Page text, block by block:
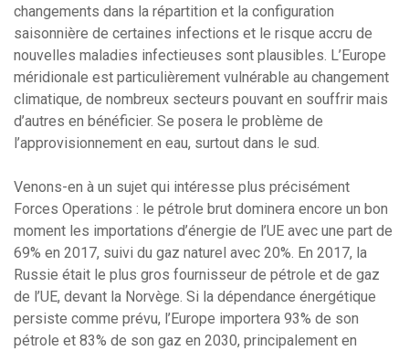
changements dans la répartition et la configuration
saisonnière de certaines infections et le risque accru de
nouvelles maladies infectieuses sont plausibles. L’Europe
méridionale est particulièrement vulnérable au changement
climatique, de nombreux secteurs pouvant en souffrir mais
d’autres en bénéficier. Se posera le problème de
l’approvisionnement en eau, surtout dans le sud.
Venons-en à un sujet qui intéresse plus précisément
Forces Operations : le pétrole brut dominera encore un bon
moment les importations d’énergie de l’UE avec une part de
69% en 2017, suivi du gaz naturel avec 20%. En 2017, la
Russie était le plus gros fournisseur de pétrole et de gaz
de l’UE, devant la Norvège. Si la dépendance énergétique
persiste comme prévu, l’Europe importera 93% de son
pétrole et 83% de son gaz en 2030, principalement en